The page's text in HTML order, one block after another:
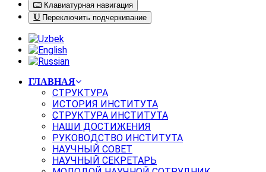
Клавиатурная навигация
Переключить подчеркивание
ГЛАВНАЯ
СТРУКТУРА
ИСТОРИЯ ИНСТИТУТА
СТРУКТУРА ИНСТИТУТА
НАШИ ДОСТИЖЕНИЯ
РУКОВОДСТВО ИНСТИТУТА
НАУЧНЫЙ СОВЕТ
НАУЧНЫЙ СЕКРЕТАРЬ